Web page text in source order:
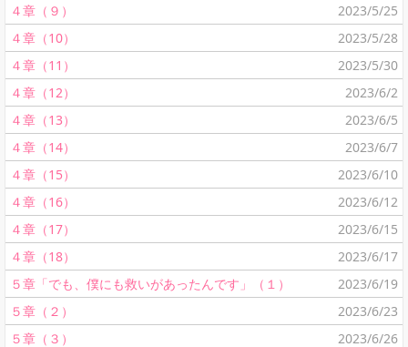
４章（９）
2023/5/25
４章（10）
2023/5/28
４章（11）
2023/5/30
４章（12）
2023/6/2
４章（13）
2023/6/5
４章（14）
2023/6/7
４章（15）
2023/6/10
４章（16）
2023/6/12
４章（17）
2023/6/15
４章（18）
2023/6/17
５章「でも、僕にも救いがあったんです」（１）
2023/6/19
５章（２）
2023/6/23
５章（３）
2023/6/26